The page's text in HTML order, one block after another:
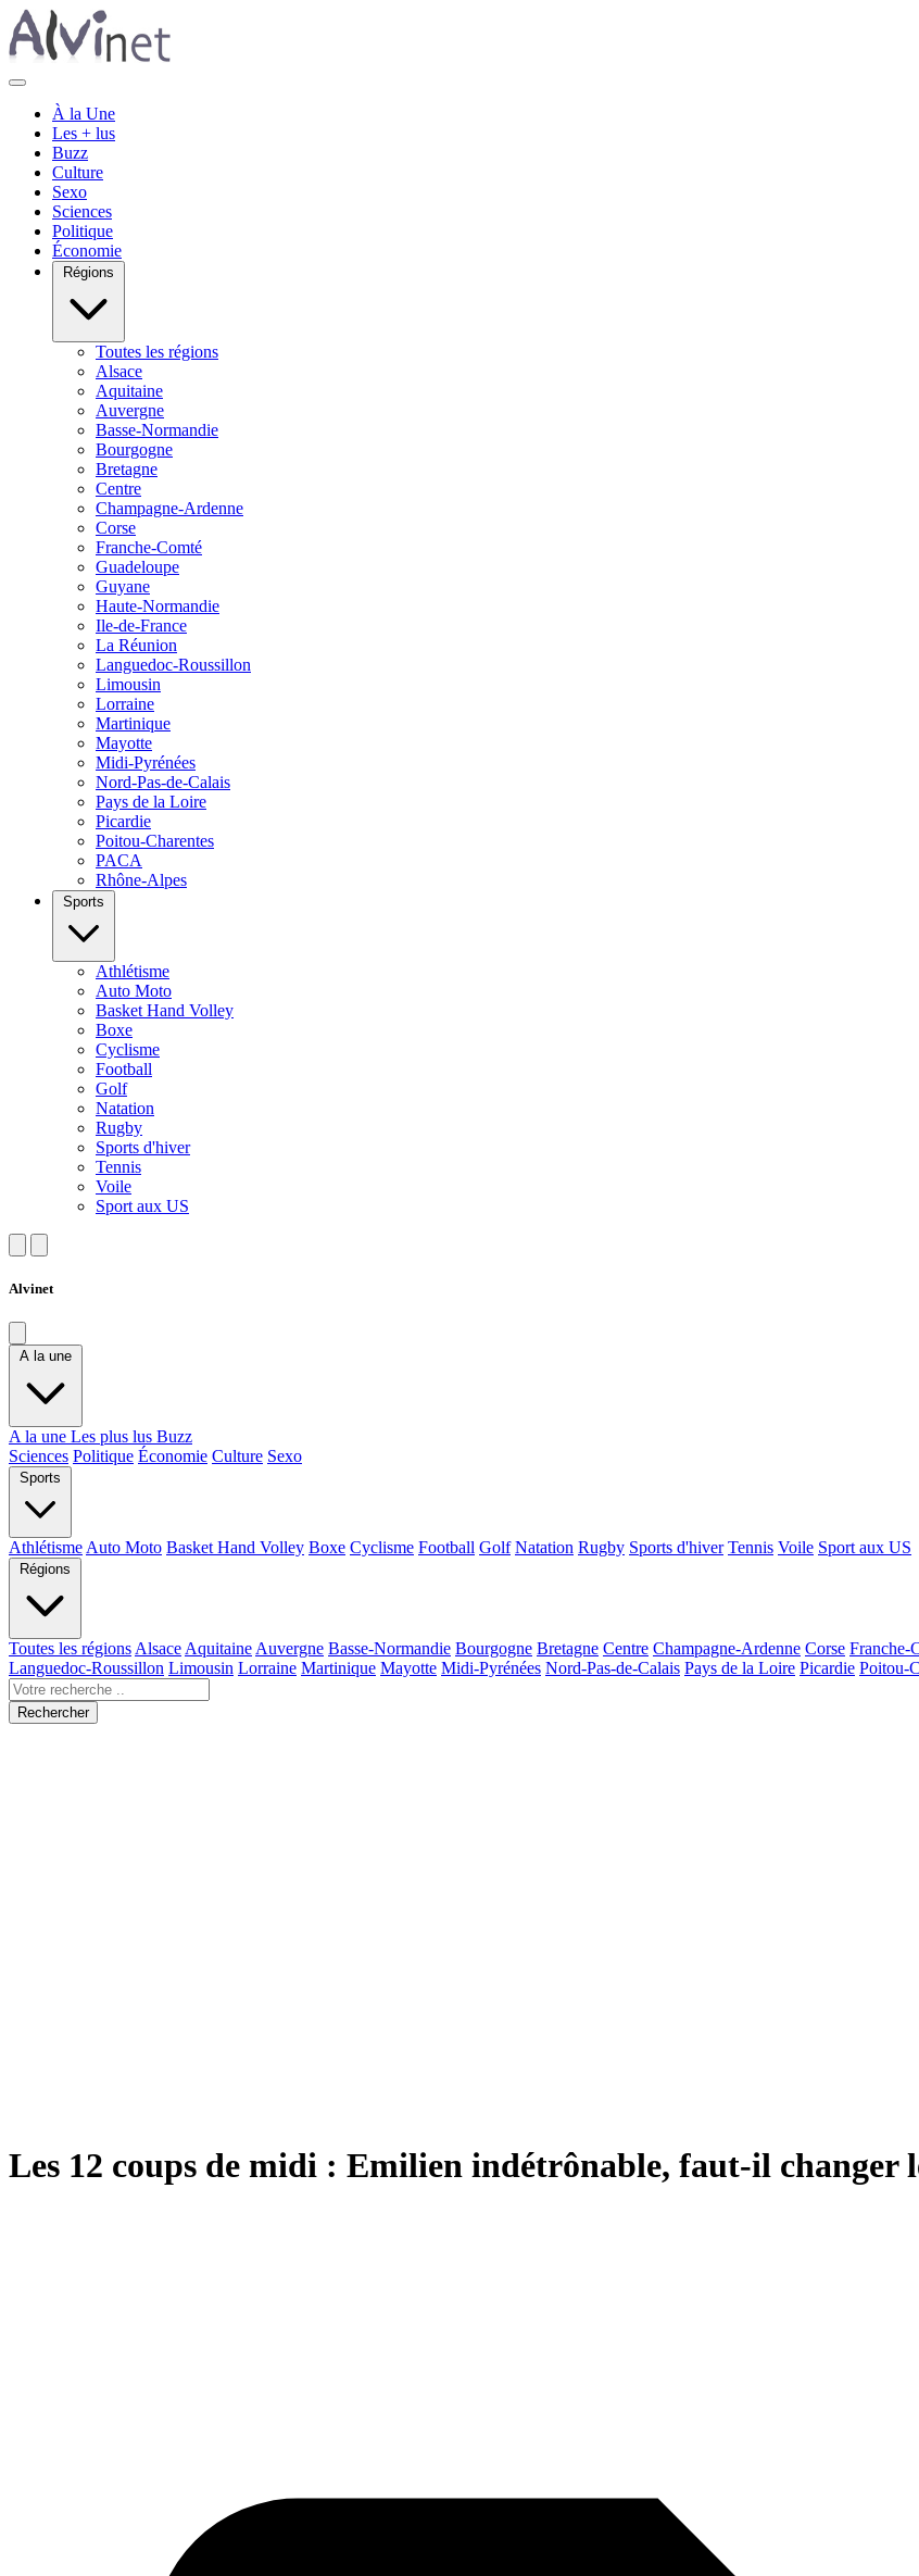
À la Une
Les + lus
Buzz
Culture
Sexo
Sciences
Politique
Économie
Régions
Toutes les régions
Alsace
Aquitaine
Auvergne
Basse-Normandie
Bourgogne
Bretagne
Centre
Champagne-Ardenne
Corse
Franche-Comté
Guadeloupe
Guyane
Haute-Normandie
Ile-de-France
La Réunion
Languedoc-Roussillon
Limousin
Lorraine
Martinique
Mayotte
Midi-Pyrénées
Nord-Pas-de-Calais
Pays de la Loire
Picardie
Poitou-Charentes
PACA
Rhône-Alpes
Sports
Athlétisme
Auto Moto
Basket Hand Volley
Boxe
Cyclisme
Football
Golf
Natation
Rugby
Sports d'hiver
Tennis
Voile
Sport aux US
Alvinet
A la une
A la une Les plus lus Buzz
Sciences Politique Économie Culture Sexo
Sports
Athlétisme Auto Moto Basket Hand Volley Boxe Cyclisme Football Golf Natation Rugby Sports d'hiver Tennis Voile Sport aux US
Régions
Toutes les régions Alsace Aquitaine Auvergne Basse-Normandie Bourgogne Bretagne Centre Champagne-Ardenne Corse Franche-
Languedoc-Roussillon Limousin Lorraine Martinique Mayotte Midi-Pyrénées Nord-Pas-de-Calais Pays de la Loire Picardie Poitou-
Rechercher
Les 12 coups de midi : Emilien indétrônable, faut-il changer